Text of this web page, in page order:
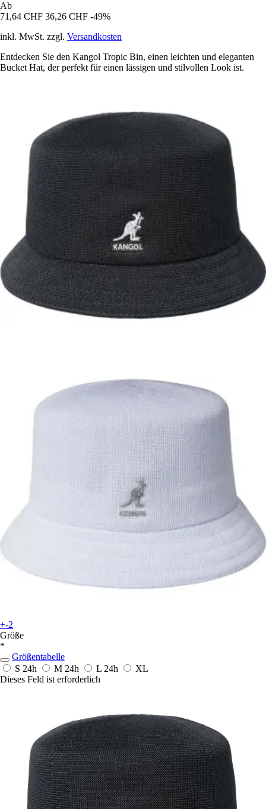
Ab
71,64 CHF 36,26 CHF -49%
inkl. MwSt. zzgl. Versandkosten
Entdecken Sie den Kangol Tropic Bin, einen leichten und eleganten
Bucket Hat, der perfekt für einen lässigen und stilvollen Look ist.
+-2
Größe
*
Größentabelle
S 24h M 24h L 24h
XL
Dieses Feld ist erforderlich